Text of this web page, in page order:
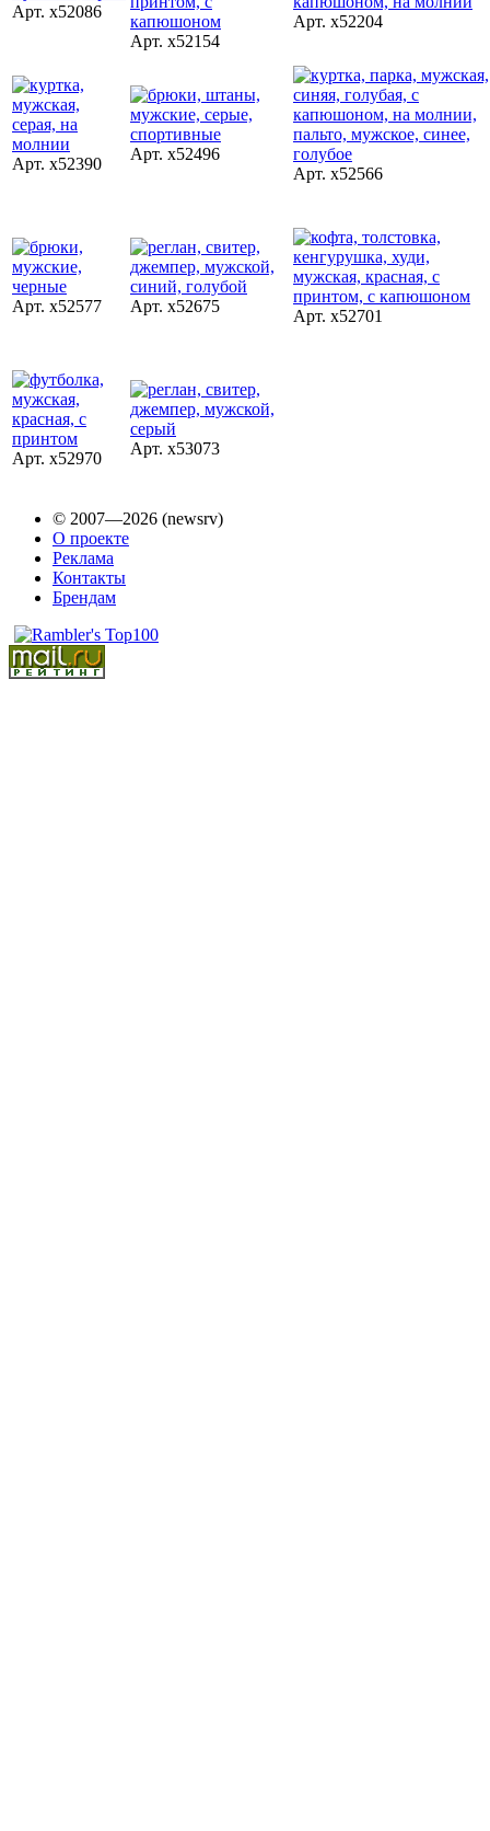
Арт. x52086
Арт. x52154
Арт. x52204
Арт. x52390
Арт. x52496
Арт. x52566
Арт. x52577 Арт. x52675
Арт. x52701
Арт. x52970
Арт. x53073
© 2007—2026 (newsrv)
О проекте
Реклама
Контакты
Брендам